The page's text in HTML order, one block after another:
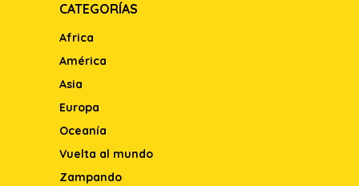
CATEGORÍAS
Africa
América
Asia
Europa
Oceanía
Vuelta al mundo
Zampando